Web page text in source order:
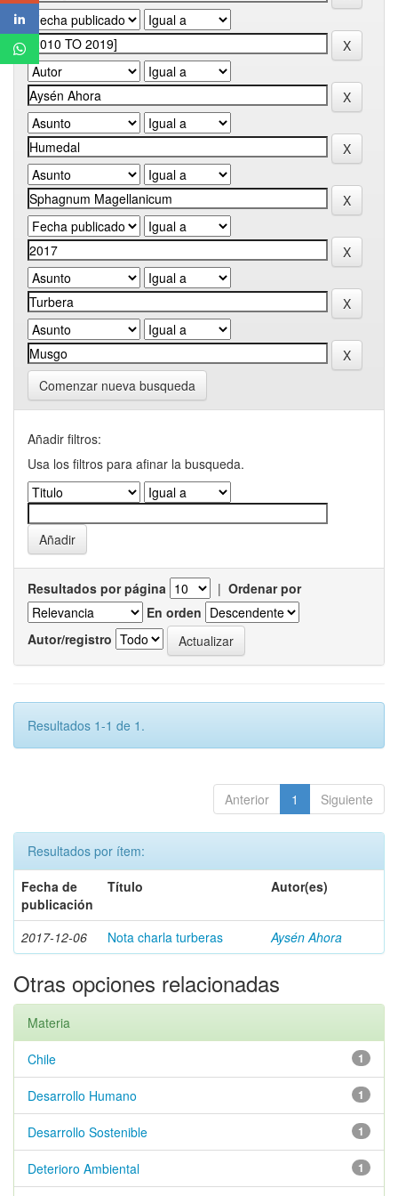
Comenzar nueva busqueda
Añadir filtros:
Usa los filtros para afinar la busqueda.
Resultados por página | Ordenar por
En orden
Autor/registro
Resultados 1-1 de 1.
Anterior 1 Siguiente
Resultados por ítem:
Fecha de
publicación
Título Autor(es)
2017-12-06 Nota charla turberas Aysén Ahora
Otras opciones relacionadas
Materia
1
Chile
1
Desarrollo Humano
1
Desarrollo Sostenible
1
Deterioro Ambiental